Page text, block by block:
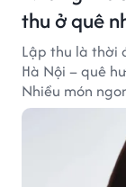
thu ở quê
Lập thu là thời
Hà Nội – quê
Nhiều món
hấp dẫn, níu